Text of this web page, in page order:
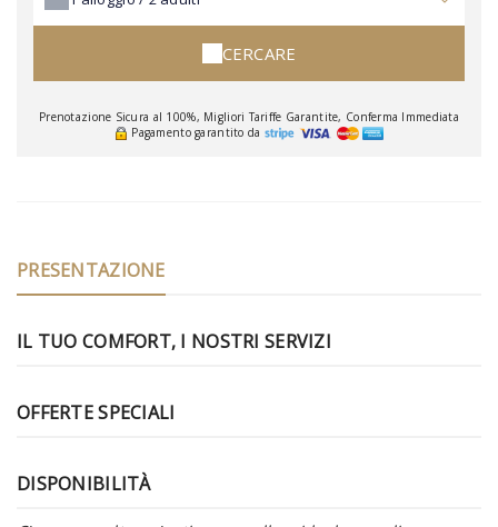
CERCARE
Prenotazione Sicura al 100%, Migliori Tariffe Garantite, Conferma Immediata
Pagamento garantito da
PRESENTAZIONE
IL TUO COMFORT, I NOSTRI SERVIZI
OFFERTE SPECIALI
DISPONIBILITÀ